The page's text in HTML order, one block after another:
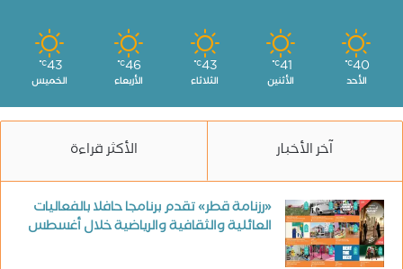
40
℃
الأحد
41
℃
الأثنين
43
℃
الثلاثاء
46
℃
الأربعاء
43
℃
الخميس
آخر الأخبار الأكثر قراءة
«رزنامة قطر» تقدم برنامجا حافلا بالفعاليات
العائلية والثقافية والرياضية خلال أغسطس